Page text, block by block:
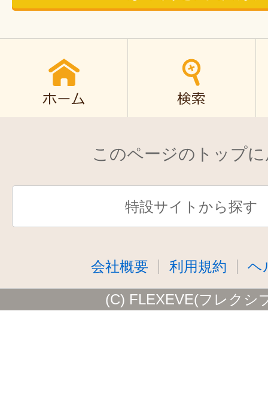
このページのトップ
特設サイトから探す
会社概要 利用規約 ヘ
(C) FLEXEVE(フレクシ